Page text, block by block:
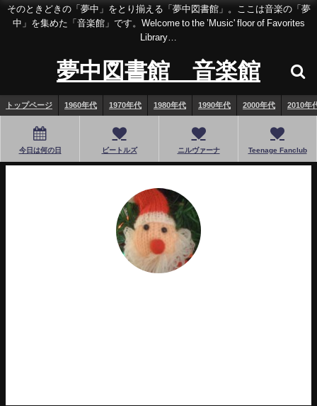
そのときどきの「夢中」をとり揃える「夢中図書館」。ここは音楽の「夢
中」を集めた「音楽館」です。Welcome to the ’Music' floor of Favorites
Library…
夢中図書館 音楽館
トップページ 1960年代 1970年代 1980年代 1990年代 2000年代 2010年
今日は何の日 ビートルズ ニルヴァーナ Teenage Fanclub